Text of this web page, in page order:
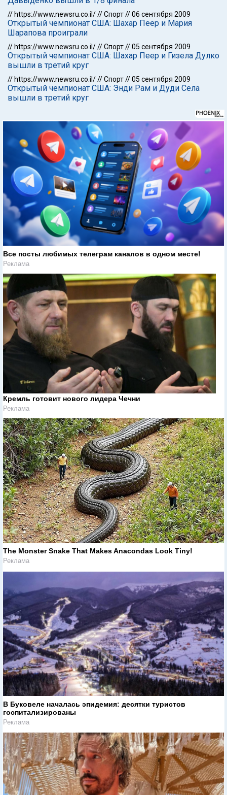
// https://www.newsru.co.il///Спорт//06 сентября 2009
Открытый чемпионат США: Шахар Пеер и Мария
Шарапова проиграли
// https://www.newsru.co.il///Спорт//05 сентября 2009
Открытый чемпионат США: Шахар Пеер и Гизела Дулко
вышли в третий круг
// https://www.newsru.co.il///Спорт//05 сентября 2009
Открытый чемпионат США: Энди Рам и Дуди Села
вышли в третий круг
Все посты любимых телеграм каналов в одном месте!
Реклама
Кремль готовит нового лидера Чечни
Реклама
The Monster Snake That Makes Anacondas Look Tiny!
Реклама
В Буковеле началась эпидемия: десятки туристов
госпитализированы
Реклама